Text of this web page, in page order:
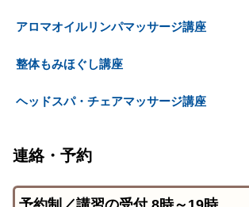
アロマオイルリンパマッサージ講座
整体もみほぐし講座
ヘッドスパ・チェアマッサージ講座
連絡・予約